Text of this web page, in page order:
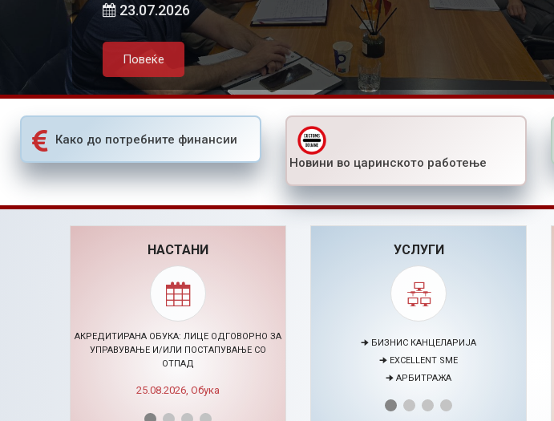
Повеќе
23.07.2026
Повеќе
Како до потребните финансии
Новини во царинското работење
НАСТАНИ
АКРЕДИТИРАНА ОБУКА: ЛИЦЕ ОДГОВОРНО ЗА
УПРАВУВАЊЕ И/ИЛИ ПОСТАПУВАЊЕ СО
ОТПАД
25.08.2026, Обука
УСЛУГИ
🠊 МЕДИЈАЦИЈА
🠊 ПРОЕКТИ
🠊 ЦЕНТАР ЗА ЕДУКАЦИЈА И РАЗВОЈ НА